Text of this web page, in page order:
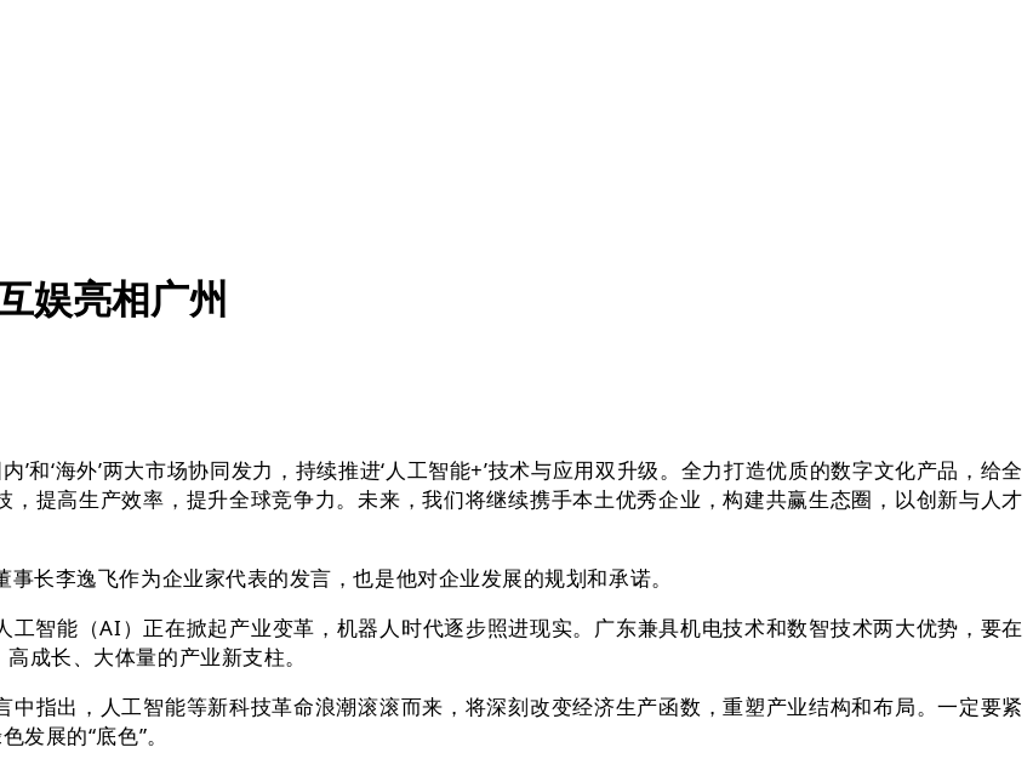
娱亮相广州
‘海外’两大市场协同发力，持续推进‘人工智能+’技术与应用双升级。全力打造优质的数字文化产品，给全
提高生产效率，提升全球竞争力。未来，我们将继续携手本土优秀企业，构建共赢生态圈，以创新与人才
李逸飞作为企业家代表的发言，也是他对企业发展的规划和承诺。
能（AI）正在掀起产业变革，机器人时代逐步照进现实。广东兼具机电技术和数智技术两大优势，要在
成长、大体量的产业新支柱。
出，人工智能等新科技革命浪潮滚滚而来，将深刻改变经济生产函数，重塑产业结构和布局。一定要紧
发展的“底色”。